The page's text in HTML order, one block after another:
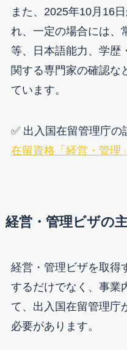
また、2025年10月16
れ、一定の場合には、
等、日本語能力、学歴
関する専門家の確認な
ています。
✅ 出入国在留管理庁の
在留資格「経営・管理
経営・管理ビザの
経営・管理ビザを取得
するだけでなく、事業
て、出入国在留管理庁
必要があります。